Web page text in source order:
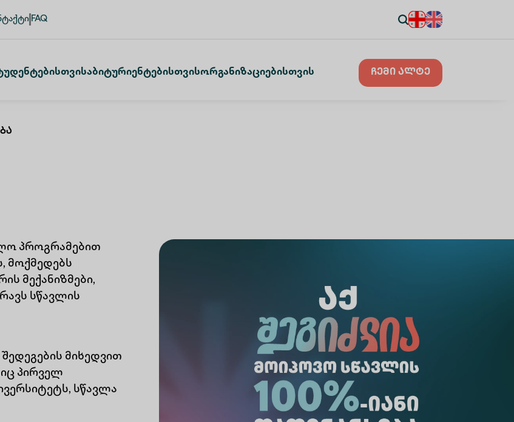
FAQ
ᲐბიტურიენტებისთვისᲝრგანიზაციებისთვის ჩემი ალტე
პროგრამებით
მოქმედებს
მექანიზმები,
სწავლის
მიხედვით
პირველ
სწავლა